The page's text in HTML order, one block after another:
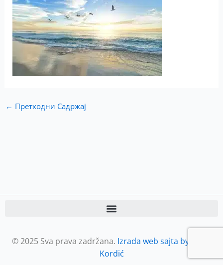
← Претходни Садржај
© 2025 Sva prava zadržana. Izrada web sajta by Petar
Kordić